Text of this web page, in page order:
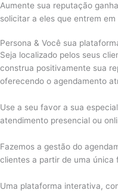
Aumente sua reputação
solicitar a eles que entrem
Persona & Você sua
Seja localizado pelos seus
construa positivamente sua
oferecendo o agendamento
Use a seu favor a sua
atendimento presencial ou
Fazemos a gestão do
clientes a partir de uma única
Uma plataforma interativa,